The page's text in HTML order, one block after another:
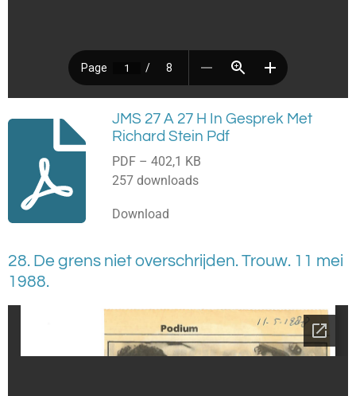
JMS 27 A 27 H In Gesprek Met
Richard Stein Pdf
PDF – 402,1 KB
257 downloads
Download
28. De grens niet overschrijden. Trouw. 11 mei
1988.